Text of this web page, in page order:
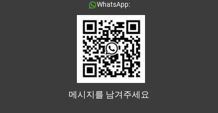
WhatsApp:
메시지를 남겨주세요